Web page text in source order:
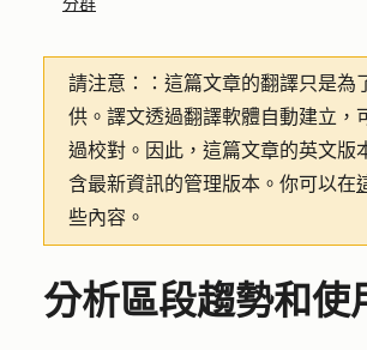
請注意：
：這篇文章的翻譯只是為
供。譯文透過翻譯軟體自動建立，
過校對。因此，這篇文章的英文版
含最新資訊的管理版本。你可以在
些內容。
分析區段趨勢和使